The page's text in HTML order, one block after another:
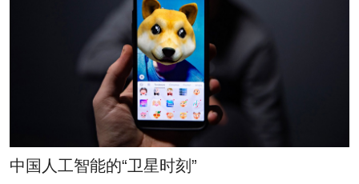
以及Netflix这类流媒体网
站更加紧密地将其业务嵌
入到Facebook中。
扎克伯格称：“想像一
下我们表达个人生活的方
式。如果最初的Facebook
map out by connecting to
each other. Perhaps most
significant, the social
graph lets businesses like
music service Spotify or
streaming site Netflix
(NFLX) more deeply
中国人工智能的“卫星时刻”